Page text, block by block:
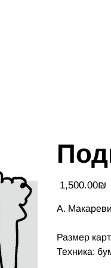
Цена ‏1,500.00 ‏₪
А.
Размер
Техника: